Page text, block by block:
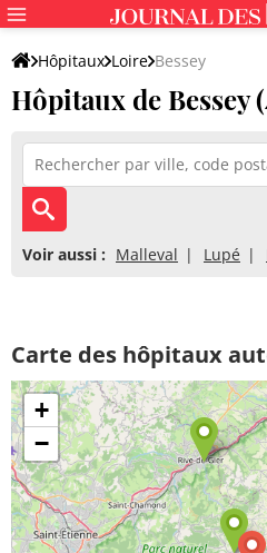
Hôpitaux Loire Bessey
Hôpitaux de Bessey
Voir aussi : Malleval Lupé
Carte des hôpitaux
+
−